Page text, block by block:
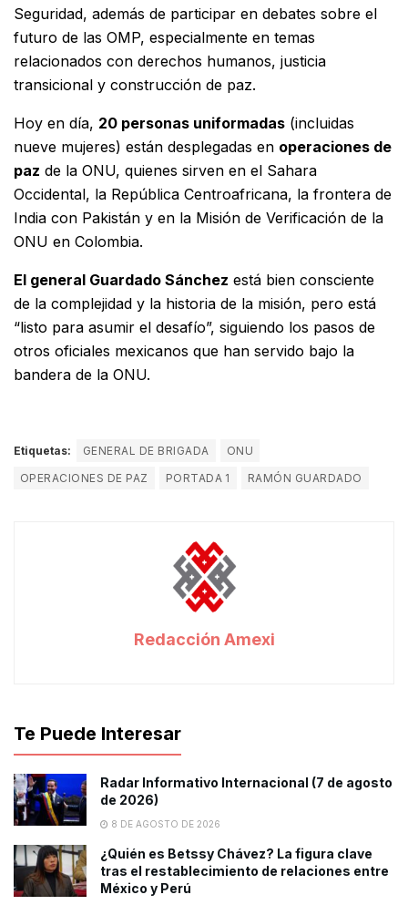
Seguridad, además de participar en debates sobre el
futuro de las OMP, especialmente en temas
relacionados con derechos humanos, justicia
transicional y construcción de paz.
Hoy en día, 20 personas uniformadas (incluidas
nueve mujeres) están desplegadas en operaciones de
paz de la ONU, quienes sirven en el Sahara
Occidental, la República Centroafricana, la frontera de
India con Pakistán y en la Misión de Verificación de la
ONU en Colombia.
El general Guardado Sánchez está bien consciente
de la complejidad y la historia de la misión, pero está
“listo para asumir el desafío”, siguiendo los pasos de
otros oficiales mexicanos que han servido bajo la
bandera de la ONU.
Etiquetas: GENERAL DE BRIGADA
ONU
OPERACIONES DE PAZ
PORTADA 1 RAMÓN GUARDADO
Redacción Amexi
Te Puede Interesar
Radar Informativo Internacional (7 de agosto
de 2026)
8 DE AGOSTO DE 2026
¿Quién es Betssy Chávez? La figura clave
tras el restablecimiento de relaciones entre
México y Perú